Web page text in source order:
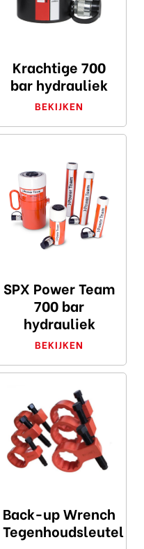
Krachtige 700
bar hydrauliek
BEKIJKEN
SPX Power Team
700 bar
hydrauliek
BEKIJKEN
Back-up Wrench
Tegenhoudsleutel